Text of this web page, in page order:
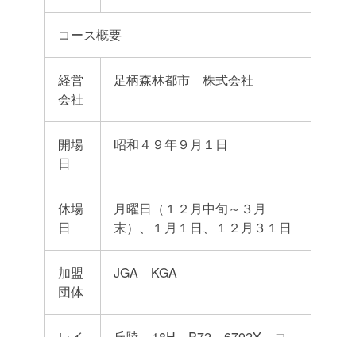
コース概要
経営
会社
足柄森林都市 株式会社
開場
日
昭和４９年９月１日
休場
日
月曜日（１２月中旬～３月
末）、１月１日、１２月３１日
加盟
団体
JGA KGA